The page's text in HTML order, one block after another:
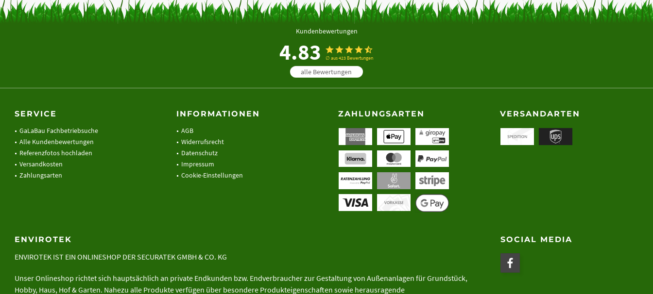
Kundenbewertungen
4.83∅ aus 423 Bewertungen
alle Bewertungen
SERVICE
GaLaBau Fachbetriebsuche
Alle Kundenbewertungen
Referenzfotos hochladen
Versandkosten
Zahlungsarten
INFORMATIONEN
AGB
Widerrufsrecht
Datenschutz
Impressum
Cookie-Einstellungen
ZAHLUNGSARTEN VERSANDARTEN
ENVIROTEK
ENVIROTEK IST EIN ONLINESHOP DERSECURATEK GMBH & CO. KG
Unser Onlineshop richtet sich hauptsächlich an private Endkunden bzw. Endverbraucher zur Gestaltung von Außenanlagen für Grundstück,
Hobby, Haus, Hof & Garten. Nahezu alle Produkte verfügen über besondere Produkteigenschaften sowie herausragende
SOCIAL MEDIA